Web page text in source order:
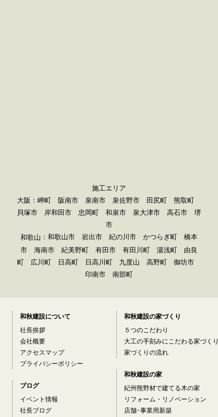
施工エリア
大阪：岬町 阪南市 泉南市 泉佐野市 田尻町 熊取町
貝塚市 岸和田市 忠岡町 和泉市 泉大津市 高石市 堺
市
和歌山 ：和歌山市 岩出市 紀の川市 かつらぎ町 橋本
市 海南市 紀美野町 有田市 有田川町 湯浅町 由良
町 広川町 日高町 日高川町 九度山 高野町 御坊市
印南市 南部町
和秋建設について
社長挨拶
会社概要
アクセスマップ
プライバシーポリシー
ブログ
イベント情報
社長ブログ
和秋建設の家づくり
５つのこだわり
大工の手刻みにこだわる家づく
家づくりの流れ
和秋建設の家
紀州熊野材で建てる木の家
リフォーム・リノベーション
店舗･事業用新築